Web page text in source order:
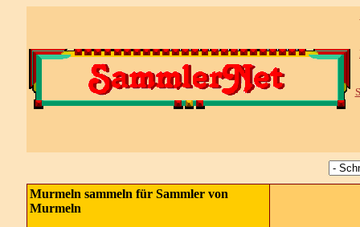
Murmeln sammeln für Sammler von
Murmeln